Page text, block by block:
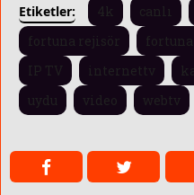
Etiketler: 4k canlı
fortuna rejisör
fortuna
IP TV
internettv
uydu
video webtv